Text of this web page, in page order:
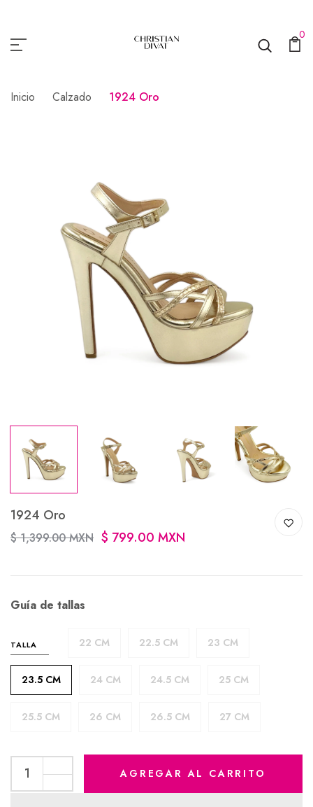
0
Inicio Calzado 1924 Oro
1924 Oro
$ 1,399.00 MXN $ 799.00 MXN
Guía de tallas
TALLA 22 CM 22.5 CM 23 CM
23.5 CM 24 CM 24.5 CM 25 CM
25.5 CM 26 CM 26.5 CM 27 CM
AGREGAR AL CARRITO